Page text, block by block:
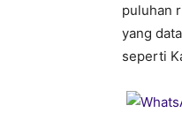
puluhan
yang
seperti